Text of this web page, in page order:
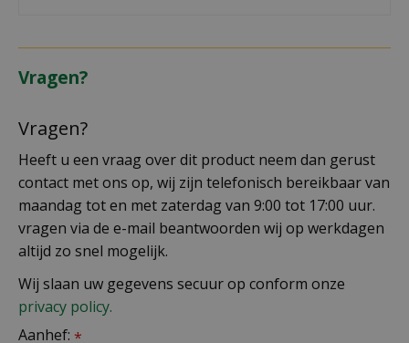
Vragen?
Vragen?
Heeft u een vraag over dit product neem dan gerust
contact met ons op, wij zijn telefonisch bereikbaar van
maandag tot en met zaterdag van 9:00 tot 17:00 uur.
vragen via de e-mail beantwoorden wij op werkdagen
altijd zo snel mogelijk.
Wij slaan uw gegevens secuur op conform onze
privacy policy.
Aanhef: *